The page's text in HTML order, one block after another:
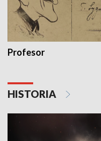
Profesor
HISTORIA